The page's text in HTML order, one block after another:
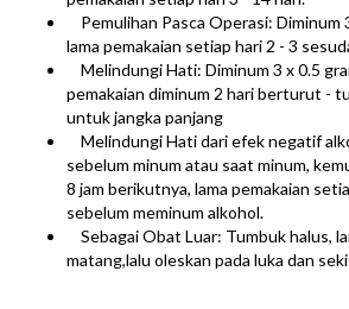
Pemulihan Pasca Operasi: Diminum
lama pemakaian setiap hari 2 - 3
Melindungi Hati: Diminum 3 x 0.5
pemakaian diminum 2 hari berturut -
untuk jangka panjang
Melindungi Hati dari efek negatif
sebelum minum atau saat minum,
8 jam berikutnya, lama pemakaian
sebelum meminum alkohol.
Sebagai Obat Luar: Tumbuk halus,
matang,lalu oleskan pada luka dan